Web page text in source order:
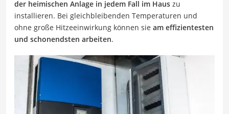
der heimischen Anlage in jedem Fall im Haus zu
installieren. Bei gleichbleibenden Temperaturen und
ohne große Hitzeeinwirkung können sie am effizientesten
und schonendsten arbeiten.